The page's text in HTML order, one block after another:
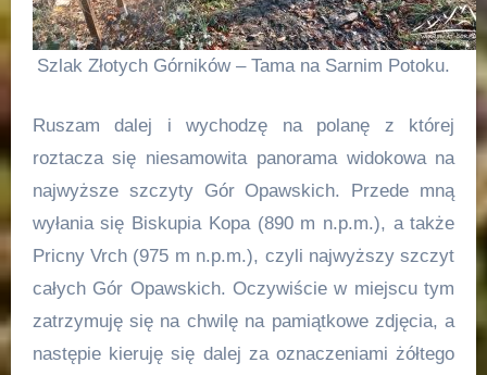
Szlak Złotych Górników – Tama na Sarnim Potoku.
Ruszam dalej i wychodzę na polanę z której
roztacza się niesamowita panorama widokowa na
najwyższe szczyty Gór Opawskich. Przede mną
wyłania się Biskupia Kopa (890 m n.p.m.), a także
Pricny Vrch (975 m n.p.m.), czyli najwyższy szczyt
całych Gór Opawskich. Oczywiście w miejscu tym
zatrzymuję się na chwilę na pamiątkowe zdjęcia, a
następie kieruję się dalej za oznaczeniami żółtego